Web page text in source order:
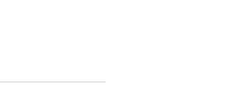
乾燥による小ジワや大
とした肌へと導いてく